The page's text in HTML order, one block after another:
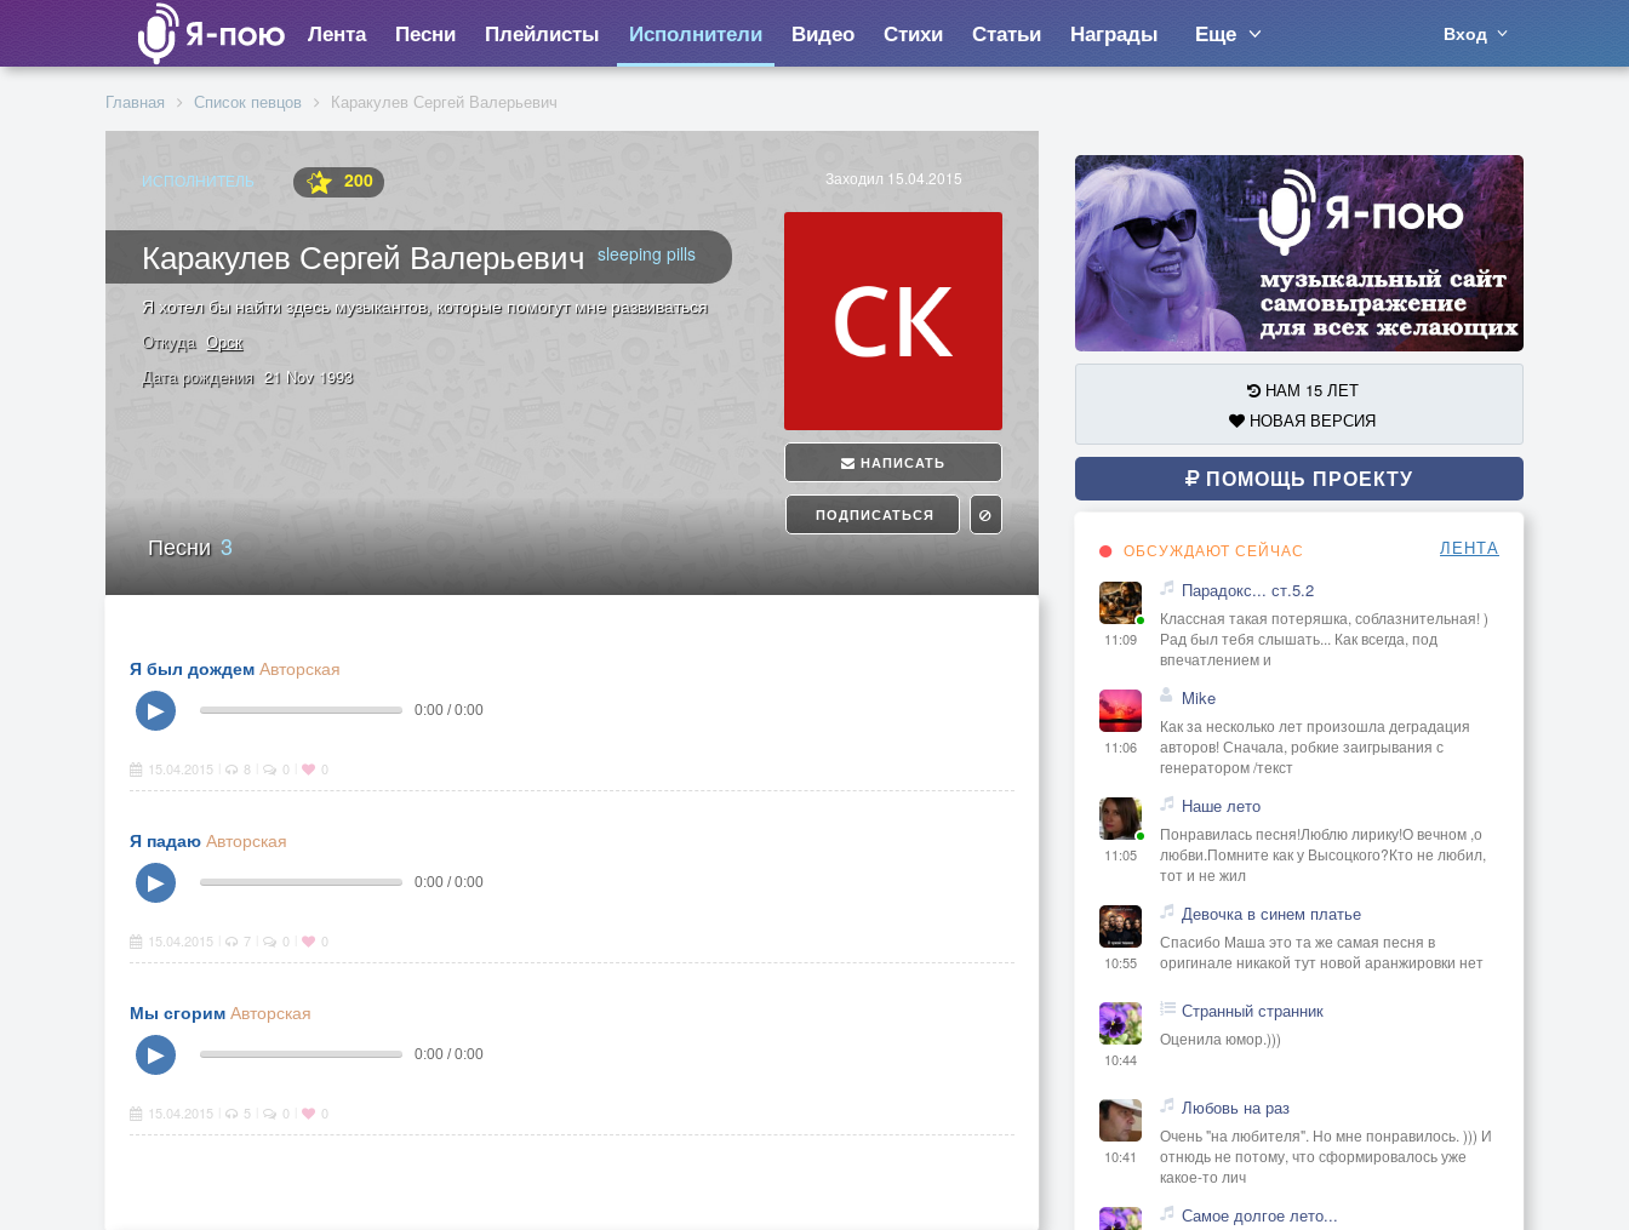
Лента Песни Плейлисты Исполнители Видео Стихи Статьи Награды Еще Вход
Главная Список певцов Каракулев Сергей Валерьевич
ИСПОЛНИТЕЛЬ 200
Каракулев Сергей Валерьевич sleeping pills
Заходил 15.04.2015
НАПИСАТЬ
ПОДПИСАТЬСЯ
Я хотел бы найти здесь музыкантов, которые помогут мне развиваться
Откуда Орск
Дата рождения 21 Nov 1993
Песни3
Я был дождем Авторская
▶
0:00 / 0:00
15.04.2015 8 0 0
Я падаю Авторская
▶
0:00 / 0:00
15.04.2015 7 0 0
Мы сгорим Авторская
▶
0:00 / 0:00
15.04.2015 5 0 0
НАМ 15 ЛЕТ
НОВАЯ ВЕРСИЯ
ПОМОЩЬ ПРОЕКТУ
ОБСУЖДАЮТ СЕЙЧАС ЛЕНТА
11:09
Парадокс... ст.5.2
Классная такая потеряшка, соблазнительная! )
Рад был тебя слышать... Как всегда, под
впечатлением и
11:06
Mike
Как за несколько лет произошла деградация
авторов! Сначала, робкие заигрывания с
генератором /текст
11:05
Наше лето
Понравилась песня!Люблю лирику!О вечном ,о
любви.Помните как у Высоцкого?Кто не любил,
тот и не жил
10:55
Девочка в синем платье
Спасибо Маша это та же самая песня в
оригинале никакой тут новой аранжировки нет
10:44
Странный странник
Оценила юмор.)))
10:41
Любовь на раз
Очень "на любителя". Но мне понравилось. ))) И
отнюдь не потому, что сформировалось уже
какое-то лич
Самое долгое лето...